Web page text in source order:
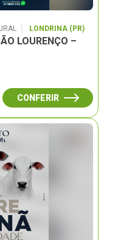
LONDRINA (PR)
LOURENÇO –
CONFERIR